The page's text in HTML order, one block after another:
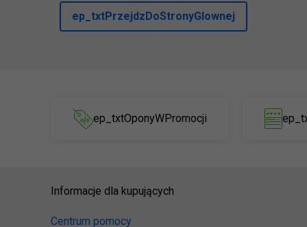
ep_txtPrzejdzDoStronyGlownej
ep_txtOponyWPromocji
Informacje dla kupujących
Centrum pomocy